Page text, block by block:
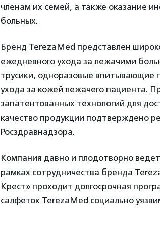
членам их семей, а также оказание
больных.
Бренд TerezaMed представлен
ежедневного ухода за лежачими
трусики, одноразовые впитывающие
ухода за кожей лежачего пациента.
запатентованных технологий для
качество продукции подтверждено
Росздравнадзора.
Компания давно и плодотворно
рамках сотрудничества бренда
Крест» проходит долгосрочная
салфеток TerezaMed социально